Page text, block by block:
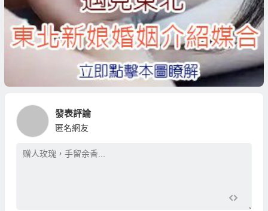
發表評論
匿名網友